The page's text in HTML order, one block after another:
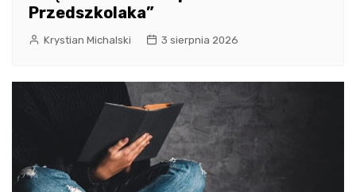
Przedszkolaka”
Krystian Michalski 3 sierpnia 2026